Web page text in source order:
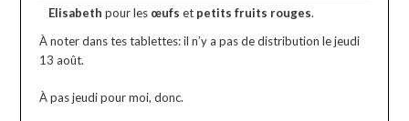
Elisabethpour les œufset petits fruits rouges.
À noter dans tes tablettes: il n’y a pas de distribution le jeudi
13 août.
À pas jeudi pour moi, donc.